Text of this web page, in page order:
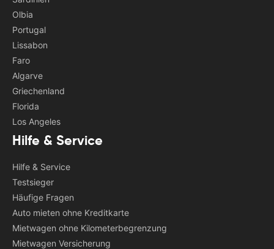
Olbia
Portugal
Lissabon
Faro
Algarve
Griechenland
Florida
Los Angeles
Hilfe & Service
Hilfe & Service
Testsieger
Häufige Fragen
Auto mieten ohne Kreditkarte
Mietwagen ohne Kilometerbegrenzung
Mietwagen Versicherung